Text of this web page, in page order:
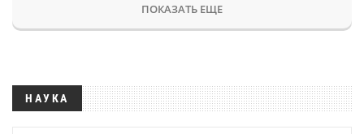
ПОКАЗАТЬ ЕЩЕ
НАУКА